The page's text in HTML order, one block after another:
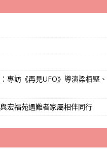
專訪《再見UFO》導演梁栢堅、
宏福苑遇難者家屬相伴同行